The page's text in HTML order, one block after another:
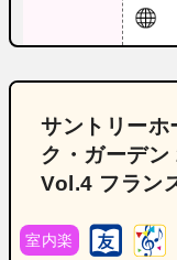
サントリーホ
ク・ガーデ
Vol.4 フラン
室内楽